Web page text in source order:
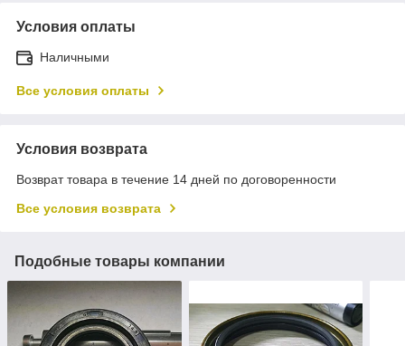
Условия оплаты
Наличными
Все условия оплаты
Условия возврата
Возврат товара в течение 14 дней по договоренности
Все условия возврата
Подобные товары компании